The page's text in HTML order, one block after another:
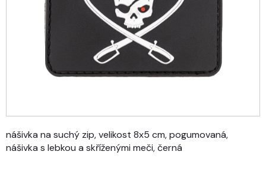
nášivka na suchý zip, velikost 8x5 cm, pogumovaná,
nášivka s lebkou a skříženými meči, černá